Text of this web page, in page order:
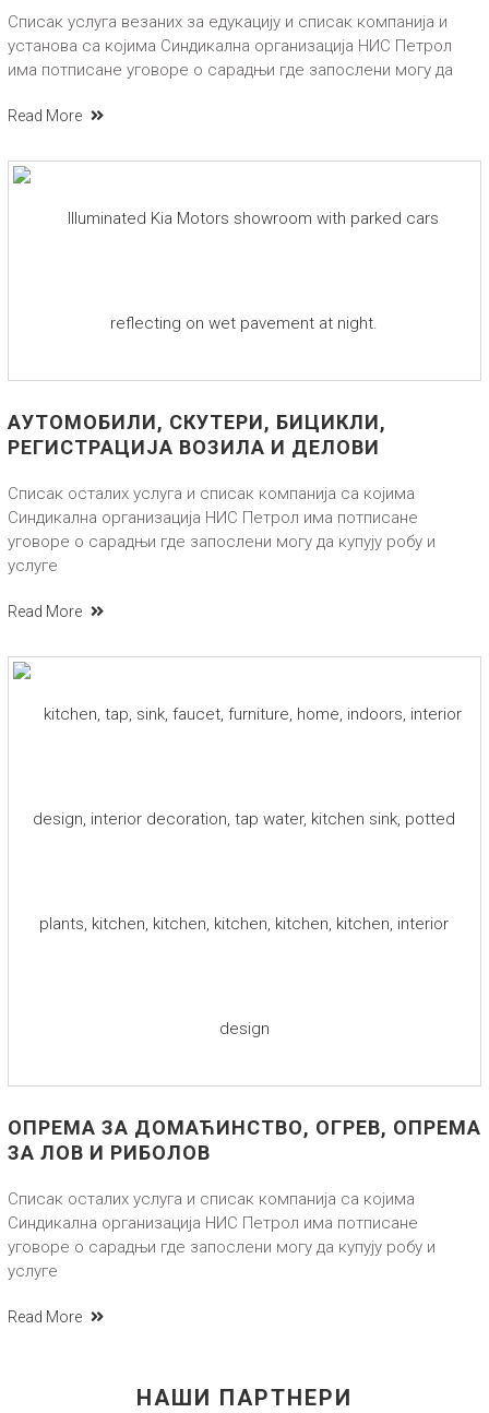
Списак услуга везаних за едукацију и списак компанија и
установа са којима Синдикална организација НИС Петрол
има потписане уговоре о сарадњи где запослени могу да
Read More
АУТОМОБИЛИ, СКУТЕРИ, БИЦИКЛИ,
РЕГИСТРАЦИЈА ВОЗИЛА И ДЕЛОВИ
Списак осталих услуга и списак компанија са којима
Синдикална организација НИС Петрол има потписане
уговоре о сарадњи где запослени могу да купују робу и
услуге
Read More
ОПРЕМА ЗА ДОМАЋИНСТВО, ОГРЕВ, ОПРЕМА
ЗА ЛОВ И РИБОЛОВ
Списак осталих услуга и списак компанија са којима
Синдикална организација НИС Петрол има потписане
уговоре о сарадњи где запослени могу да купују робу и
услуге
Read More
НАШИ ПАРТНЕРИ